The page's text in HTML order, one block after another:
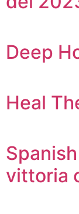
Deep
Heal
vittoria